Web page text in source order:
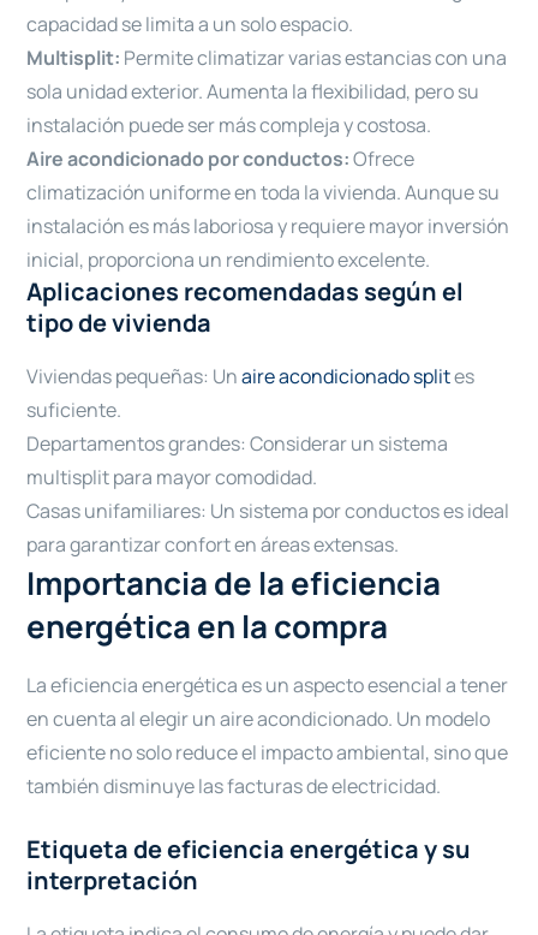
capacidad se limita a un solo espacio.
Multisplit: Permite climatizar varias estancias con una
sola unidad exterior. Aumenta la flexibilidad, pero su
instalación puede ser más compleja y costosa.
Aire acondicionado por conductos:Ofrece
climatización uniforme en toda la vivienda. Aunque su
instalación es más laboriosa y requiere mayor inversión
inicial, proporciona un rendimiento excelente.
Aplicaciones recomendadas según el
tipo de vivienda
Viviendas pequeñas: Unaire acondicionado splites
suficiente.
Departamentos grandes: Considerar un sistema
multisplit para mayor comodidad.
Casas unifamiliares: Un sistema por conductos es ideal
para garantizar confort en áreas extensas.
Importancia de la eficiencia
energética en la compra
La eficiencia energética es un aspecto esencial a tener
en cuenta al elegir un aire acondicionado. Un modelo
eficiente no solo reduce el impacto ambiental, sino que
también disminuye las facturas de electricidad.
Etiqueta de eficiencia energética y su
interpretación